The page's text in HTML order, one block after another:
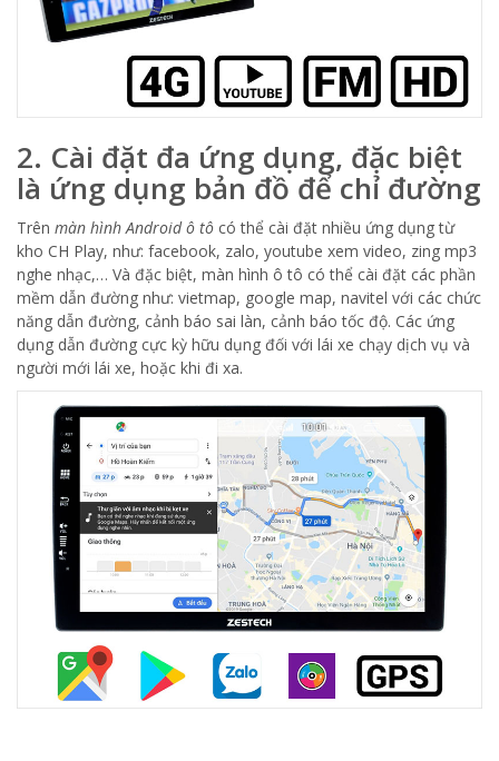
2. Cài đặt đa ứng dụng, đặc biệt
là ứng dụng bản đồ để chỉ đường
Trên màn hình Android ô tô có thể cài đặt nhiều ứng dụng từ
kho CH Play, như: facebook, zalo, youtube xem video, zing mp3
nghe nhạc,… Và đặc biệt, màn hình ô tô có thể cài đặt các phần
mềm dẫn đường như: vietmap, google map, navitel với các chức
năng dẫn đường, cảnh báo sai làn, cảnh báo tốc độ. Các ứng
dụng dẫn đường cực kỳ hữu dụng đối với lái xe chạy dịch vụ và
người mới lái xe, hoặc khi đi xa.